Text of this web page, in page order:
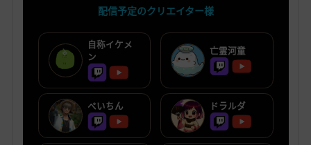
配信予定のクリエイター様
自称イケメ
ン
亡霊河童
ぺいちん ドラルダ